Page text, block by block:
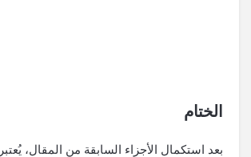
الختام
بعد استكمال الأجزاء السابقة من المقال،